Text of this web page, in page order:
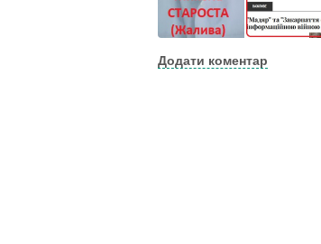
Додати коментар